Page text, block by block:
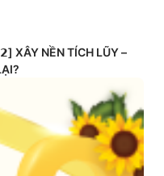
NỀN TÍCH LŨY –